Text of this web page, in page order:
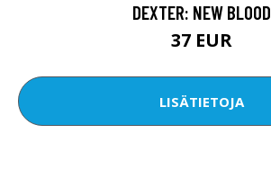
DEXTER: NEW BLOOD
37 EUR
LISÄTIETOJA